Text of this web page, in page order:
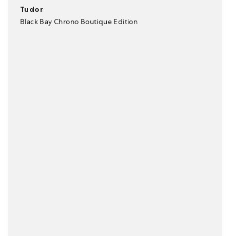
Tudor
Black Bay Chrono Boutique Edition